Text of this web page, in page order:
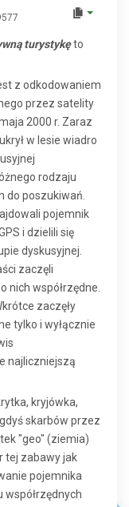
turystykęto
z odkodowaniem
przez satelity
2000 r. Zaraz
w lesie wiadro
rodzaju
do poszukiwań.
pojemnik
i dzielili się
dyskusyjnej.
zaczęli
nich współrzędne.
zaczęły
tylko i wyłącznie
najliczniejszą
kryjówka,
skarbów przez
"geo" (ziemia)
tej zabawy jak
pojemnika
współrzędnych